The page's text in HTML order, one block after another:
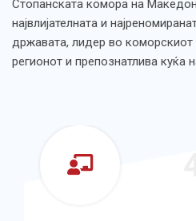
Стопанската комора на
највлијателната и
државата, лидер во коморскиот
регионот и препознатлива куќа